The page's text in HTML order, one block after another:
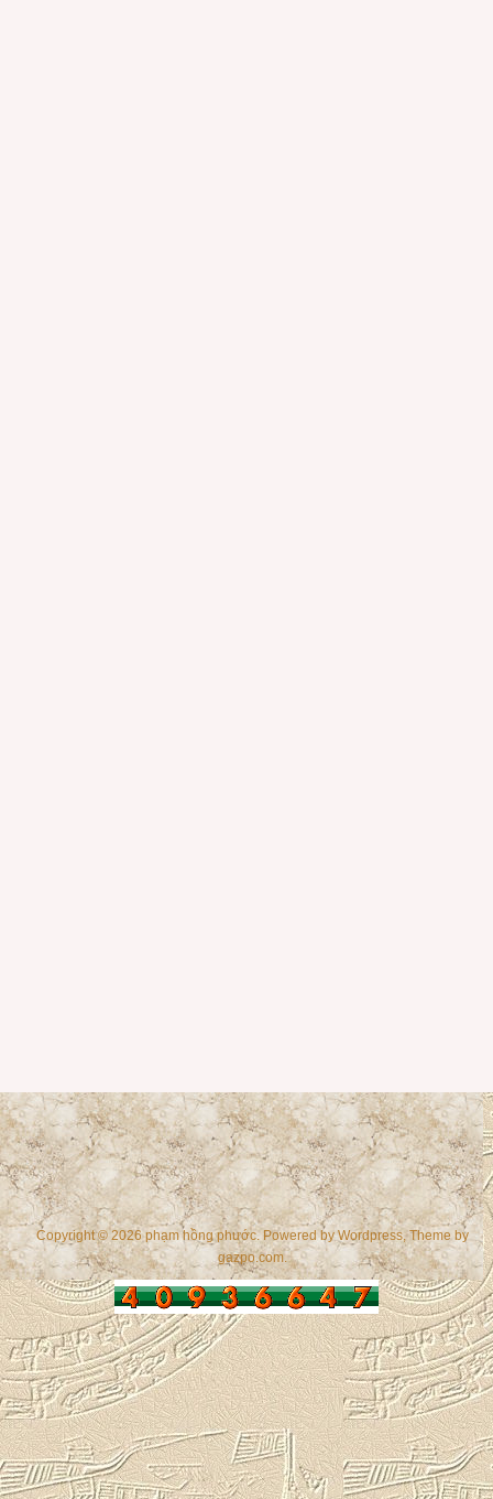
Copyright © 2026 phạm hồng phước. Powered byWordpress, Theme by
gazpo.com.